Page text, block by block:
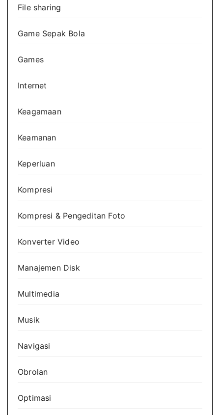
File sharing
Game Sepak Bola
Games
Internet
Keagamaan
Keamanan
Keperluan
Kompresi
Kompresi & Pengeditan Foto
Konverter Video
Manajemen Disk
Multimedia
Musik
Navigasi
Obrolan
Optimasi